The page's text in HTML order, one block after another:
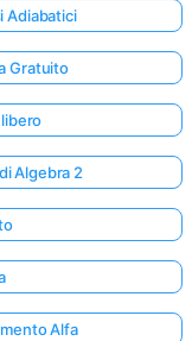
Adiabatici
Gratuito
Algebra 2
Alfa